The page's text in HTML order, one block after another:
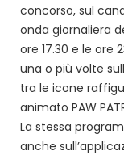
concorso, sul
onda giornaliera
ore 17.30 e le ore
una o più volte
tra le icone
animato PAW
La stessa
anche